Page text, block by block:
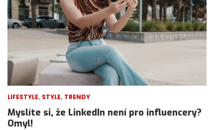
LIFESTYLE, STYLE, TRENDY
Myslíte si, že LinkedIn není pro influencery?
Omyl!